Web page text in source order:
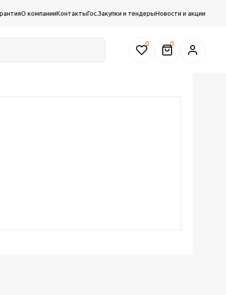
О компанииКонтактыГос.Закупки и тендерыНовости и акции
0